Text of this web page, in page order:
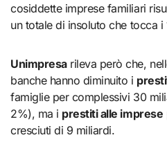
cosiddette imprese familiari
un totale di insoluto che tocca i
Unimpresarileva però che,
banche hanno diminuito i
famiglie per complessivi 30
2%), ma i prestiti alle imprese
cresciuti di 9 miliardi.